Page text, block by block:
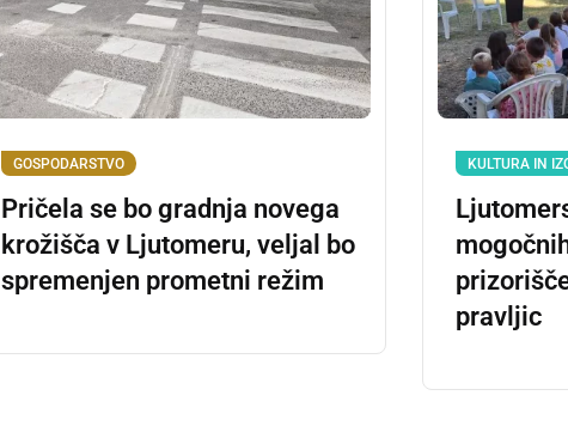
GOSPODARSTVO
Pričela se bo gradnja novega
krožišča v Ljutomeru, veljal bo
spremenjen prometni režim
KULTURA IN
pravljic